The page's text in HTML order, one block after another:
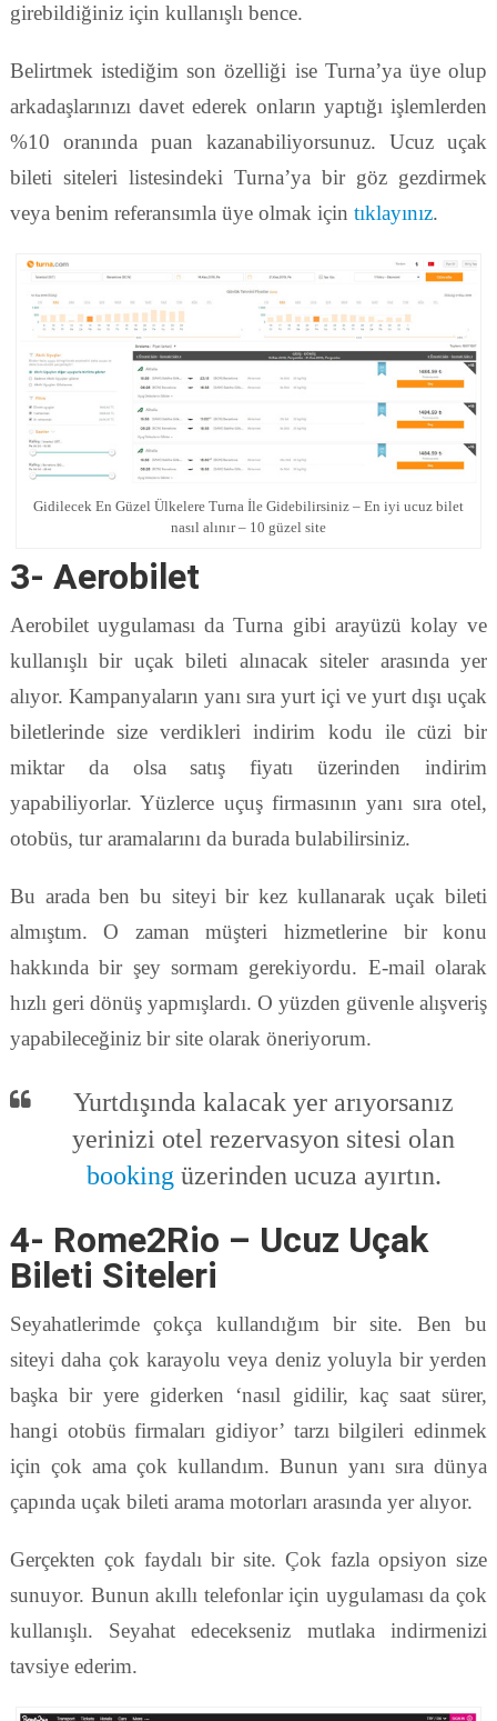
girebildiğiniz için kullanışlı bence.
Belirtmek istediğim son özelliği ise Turna’ya üye olup
arkadaşlarınızı davet ederek onların yaptığı işlemlerden
%10 oranında puan kazanabiliyorsunuz. Ucuz uçak
bileti siteleri listesindeki Turna’ya bir göz gezdirmek
veya benim referansımla üye olmak için tıklayınız.
Gidilecek En Güzel Ülkelere Turna İle Gidebilirsiniz – En iyi ucuz bilet
nasıl alınır – 10 güzel site
3- Aerobilet
Aerobilet uygulaması da Turna gibi arayüzü kolay ve
kullanışlı bir uçak bileti alınacak siteler arasında yer
alıyor. Kampanyaların yanı sıra yurt içi ve yurt dışı uçak
biletlerinde size verdikleri indirim kodu ile cüzi bir
miktar da olsa satış fiyatı üzerinden indirim
yapabiliyorlar. Yüzlerce uçuş firmasının yanı sıra otel,
otobüs, tur aramalarını da burada bulabilirsiniz.
Bu arada ben bu siteyi bir kez kullanarak uçak bileti
almıştım. O zaman müşteri hizmetlerine bir konu
hakkında bir şey sormam gerekiyordu. E-mail olarak
hızlı geri dönüş yapmışlardı. O yüzden güvenle alışveriş
yapabileceğiniz bir site olarak öneriyorum.
Yurtdışında kalacak yer arıyorsanız
yerinizi otel rezervasyon sitesi olan
booking üzerinden ucuza ayırtın.
4- Rome2Rio – Ucuz Uçak
Bileti Siteleri
Seyahatlerimde çokça kullandığım bir site. Ben bu
siteyi daha çok karayolu veya deniz yoluyla bir yerden
başka bir yere giderken ‘nasıl gidilir, kaç saat sürer,
hangi otobüs firmaları gidiyor’ tarzı bilgileri edinmek
için çok ama çok kullandım. Bunun yanı sıra dünya
çapında uçak bileti arama motorları arasında yer alıyor.
Gerçekten çok faydalı bir site. Çok fazla opsiyon size
sunuyor. Bunun akıllı telefonlar için uygulaması da çok
kullanışlı. Seyahat edecekseniz mutlaka indirmenizi
tavsiye ederim.